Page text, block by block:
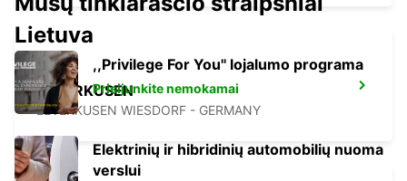
LEVERKUSEN
LEVERKUSEN WIESDORF - GERMANY
Lietuva
,,Privilege For You'' lojalumo programa
Prisijunkite nemokamai
Elektrinių ir hibridinių automobilių nuoma
verslui